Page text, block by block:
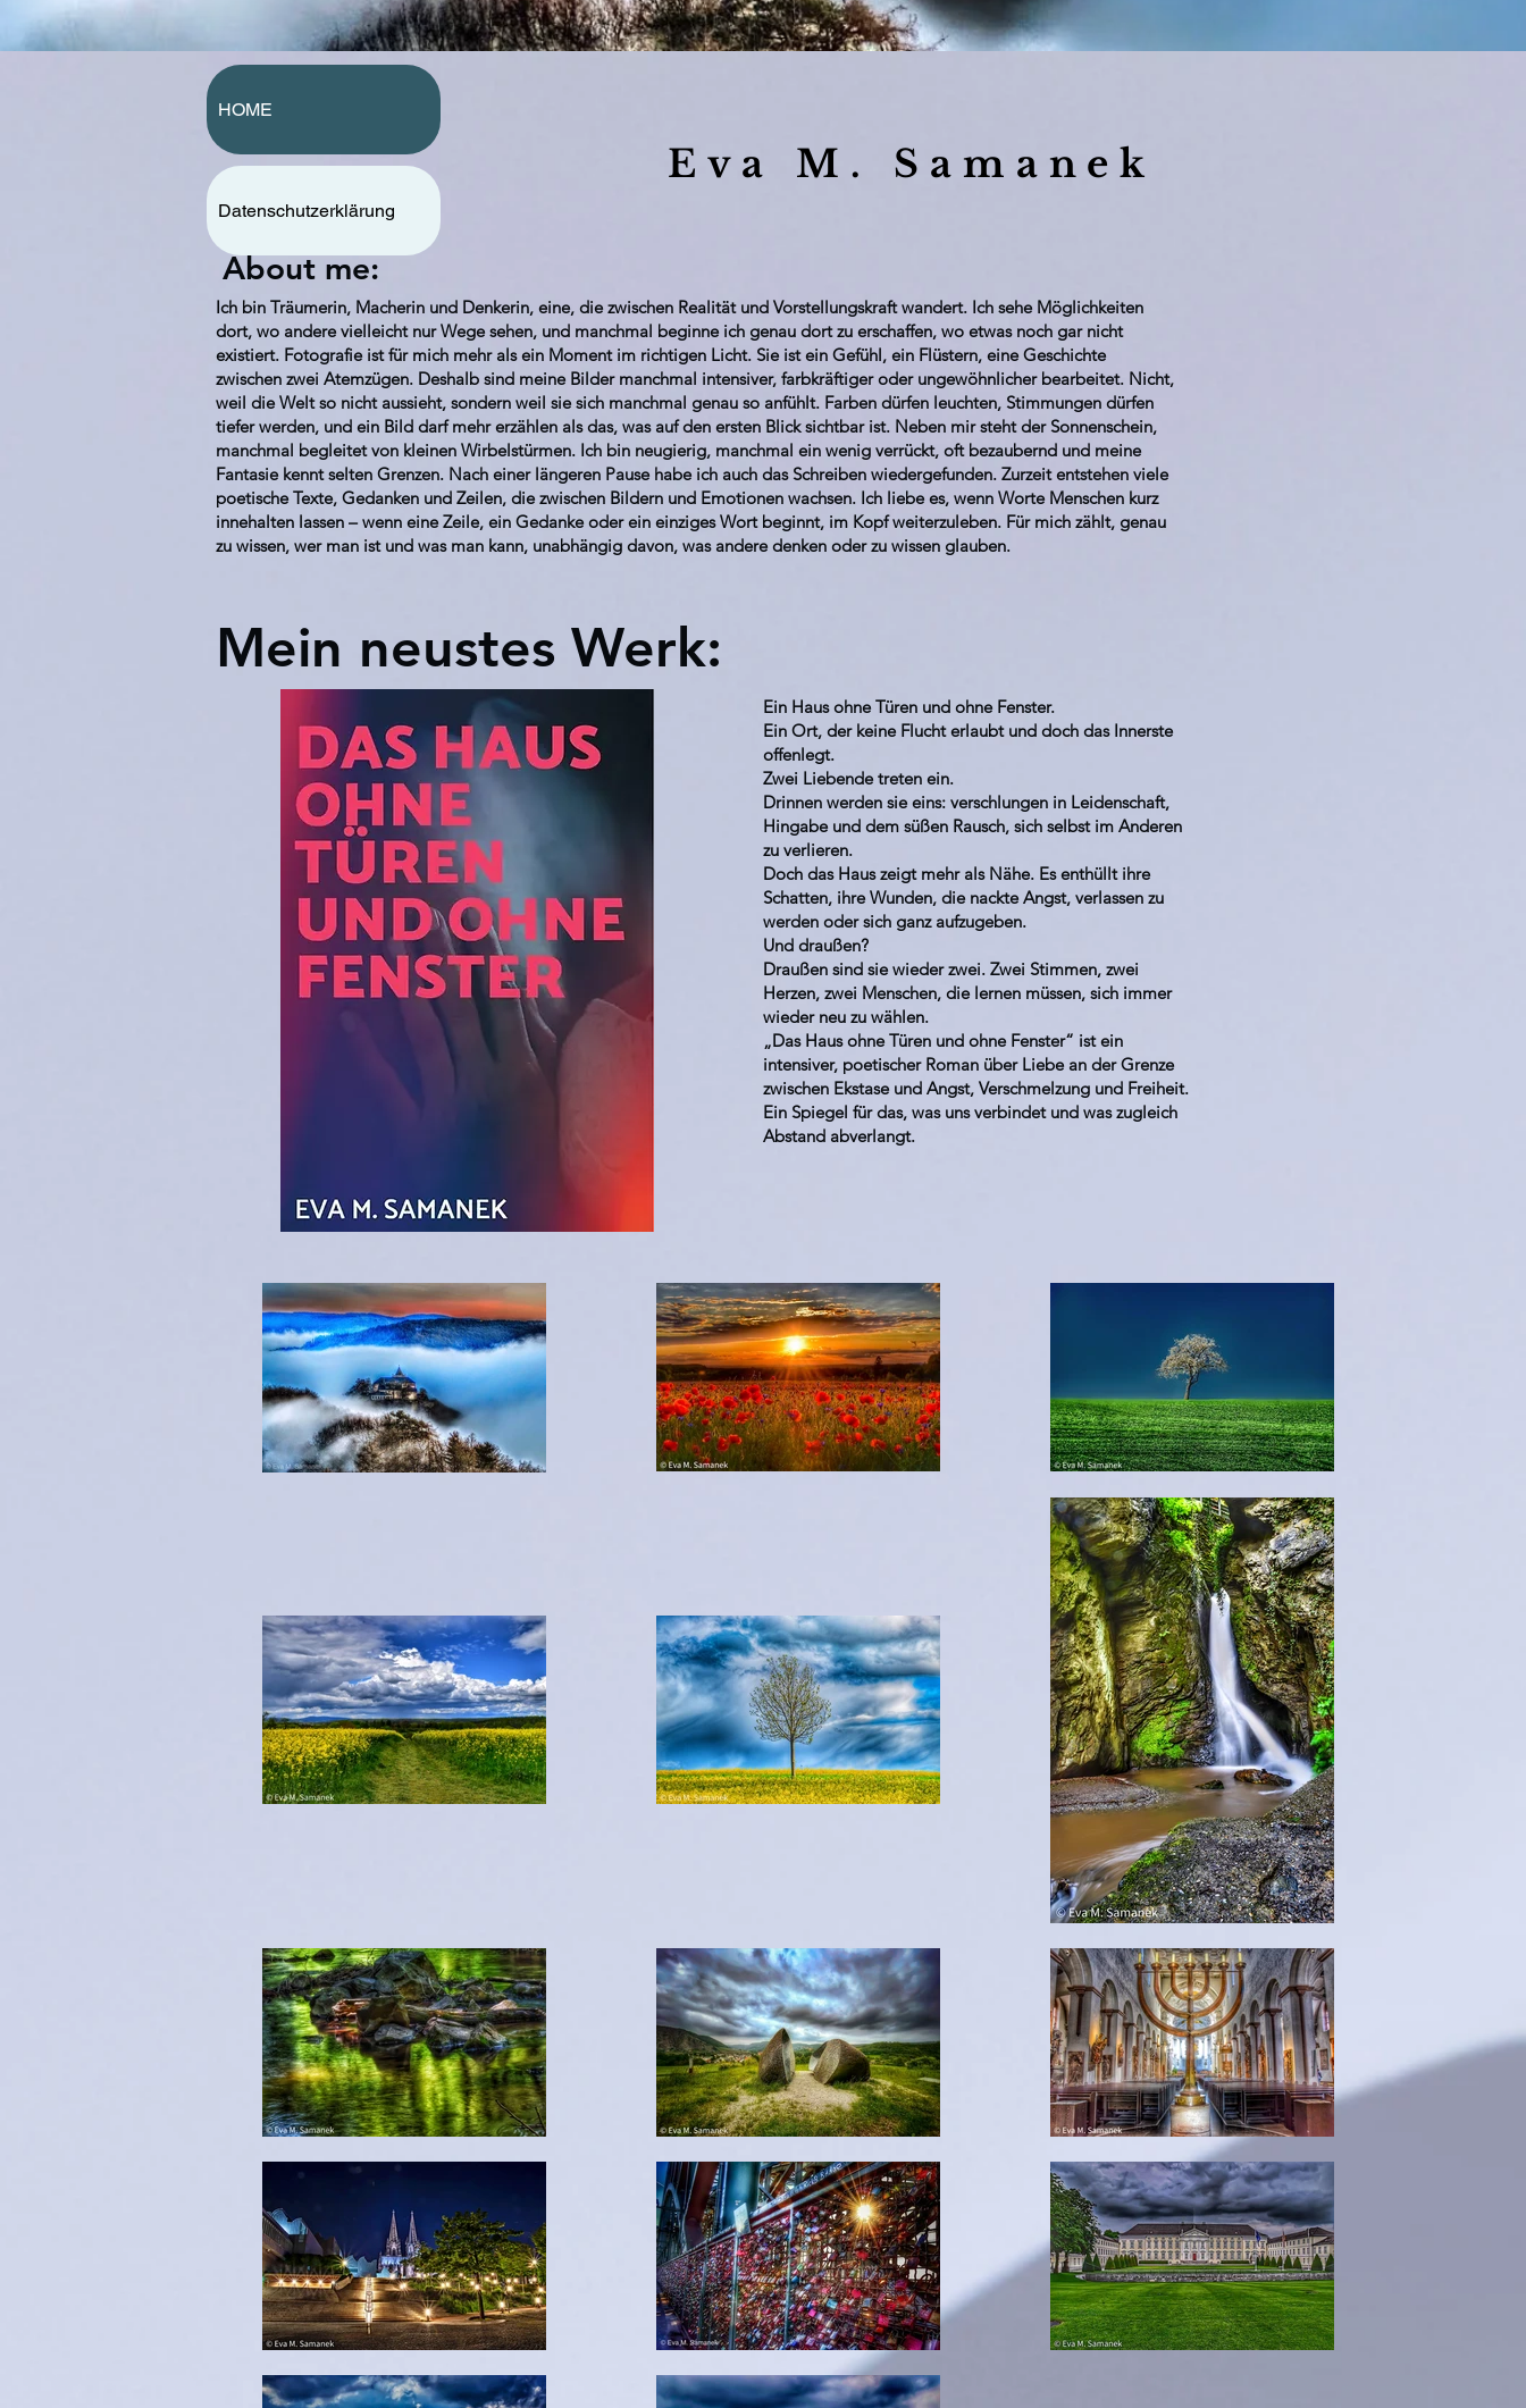
About me:
HOME
Datenschutzerklärung
Eva M. Samanek
Ich bin Träumerin, Macherin und Denkerin, eine, die zwischen Realität und Vorstellungskraft wandert. Ich sehe Möglichkeiten
dort, wo andere vielleicht nur Wege sehen, und manchmal beginne ich genau dort zu erschaffen, wo etwas noch gar nicht
existiert. Fotografie ist für mich mehr als ein Moment im richtigen Licht. Sie ist ein Gefühl, ein Flüstern, eine Geschichte
zwischen zwei Atemzügen. Deshalb sind meine Bilder manchmal intensiver, farbkräftiger oder ungewöhnlicher bearbeitet. Nicht,
weil die Welt so nicht aussieht, sondern weil sie sich manchmal genau so anfühlt. Farben dürfen leuchten, Stimmungen dürfen
tiefer werden, und ein Bild darf mehr erzählen als das, was auf den ersten Blick sichtbar ist. Neben mir steht der Sonnenschein,
manchmal begleitet von kleinen Wirbelstürmen. Ich bin neugierig, manchmal ein wenig verrückt, oft bezaubernd und meine
Fantasie kennt selten Grenzen. Nach einer längeren Pause habe ich auch das Schreiben wiedergefunden. Zurzeit entstehen viele
poetische Texte, Gedanken und Zeilen, die zwischen Bildern und Emotionen wachsen. Ich liebe es, wenn Worte Menschen kurz
innehalten lassen – wenn eine Zeile, ein Gedanke oder ein einziges Wort beginnt, im Kopf weiterzuleben. Für mich zählt, genau
zu wissen, wer man ist und was man kann, unabhängig davon, was andere denken oder zu wissen glauben.
Mein neustes Werk:
Ein Haus ohne Türen und ohne Fenster.
Ein Ort, der keine Flucht erlaubt und doch das Innerste
offenlegt.
Zwei Liebende treten ein.
Drinnen werden sie eins: verschlungen in Leidenschaft,
Hingabe und dem süßen Rausch, sich selbst im Anderen
zu verlieren.
Doch das Haus zeigt mehr als Nähe. Es enthüllt ihre
Schatten, ihre Wunden, die nackte Angst, verlassen zu
werden oder sich ganz aufzugeben.
Und draußen?
Draußen sind sie wieder zwei. Zwei Stimmen, zwei
Herzen, zwei Menschen, die lernen müssen, sich immer
wieder neu zu wählen.
„Das Haus ohne Türen und ohne Fenster“ ist ein
intensiver, poetischer Roman über Liebe an der Grenze
zwischen Ekstase und Angst, Verschmelzung und Freiheit.
Ein Spiegel für das, was uns verbindet und was zugleich
Abstand abverlangt.